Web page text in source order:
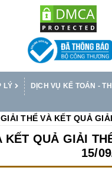
LÝ DỊCH VỤ KẾ TOÁN -
THỂ VÀ KẾT QUẢ
KẾT QUẢ GIẢI
15/